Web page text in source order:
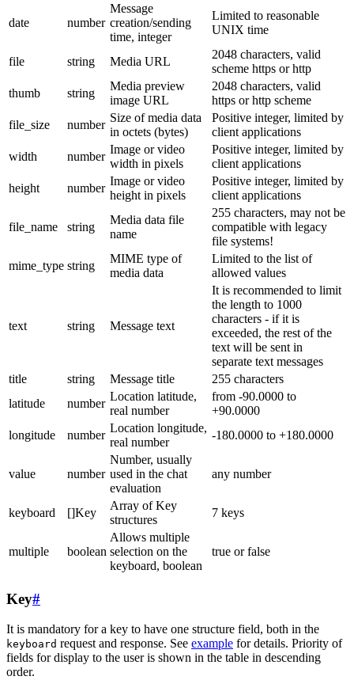
date number
Message
creation/sending
time, integer
Limited to reasonable
UNIX time
file string Media URL
2048 characters, valid
scheme https or http
thumb
string
Media preview
image URL
2048 characters, valid
https or http scheme
file_size
number
Size of media data
in octets (bytes)
Positive integer, limited by
client applications
width
number
Image or video
width in pixels
Positive integer, limited by
client applications
height
number
Image or video
height in pixels
Positive integer, limited by
client applications
file_name string
Media data file
name
255 characters, may not be
compatible with legacy
file systems!
mime_type string
MIME type of
media data
Limited to the list of
allowed values
text string Message text
It is recommended to limit
the length to 1000
characters - if it is
exceeded, the rest of the
text will be sent in
separate text messages
title
string Message title
255 characters
latitude
number
Location latitude,
real number
from -90.0000 to
+90.0000
longitude
number
Location longitude,
real number
-180.0000 to +180.0000
value number
Number, usually
used in the chat
evaluation
any number
keyboard []Key
Array of Key
structures
7 keys
multiple boolean
Allows multiple
selection on the
keyboard, boolean
true or false
Key#
It is mandatory for a key to have one structure field, both in the
keyboard request and response. See example for details. Priority of
fields for display to the user is shown in the table in descending
order.